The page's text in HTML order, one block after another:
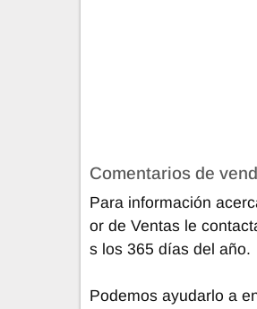
Comentarios de
Para información
or de Ventas le
s los 365 días del año.
Podemos ayudarlo a